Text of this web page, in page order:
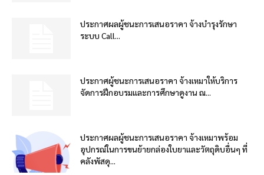
ประกาศผลผู้ชนะการเสนอราคา จ้างบำรุงรักษา
ระบบ Call...
ประกาศผู้ชนะการเสนอราคา จ้างเหมาให้บริการ
จัดการฝึกอบรมและการศึกษาดูงาน ณ...
ประกาศผลผู้ชนะการเสนอราคา จ้างเหมาพร้อม
อุปกรณ์ในการขนย้ายกล่องใบยาและวัตถุดิบอื่นๆ ที่
คลังพัสดุ...